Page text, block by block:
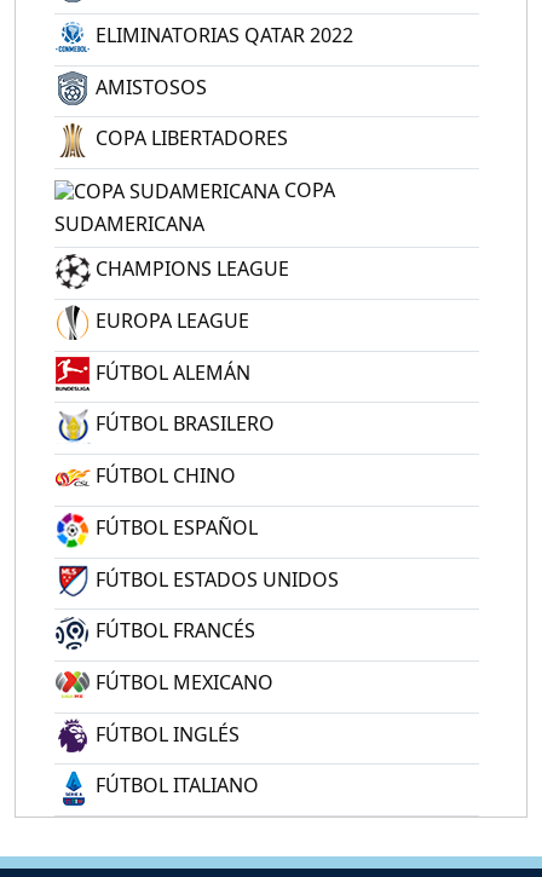
ELIMINATORIAS QATAR 2022
AMISTOSOS
COPA LIBERTADORES
COPA
SUDAMERICANA
CHAMPIONS LEAGUE
EUROPA LEAGUE
FÚTBOL ALEMÁN
FÚTBOL BRASILERO
FÚTBOL CHINO
FÚTBOL ESPAÑOL
FÚTBOL ESTADOS UNIDOS
FÚTBOL FRANCÉS
FÚTBOL MEXICANO
FÚTBOL INGLÉS
FÚTBOL ITALIANO